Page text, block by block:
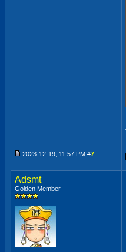
2023-12-19, 11:57 PM #7
Adsmt
Golden Member